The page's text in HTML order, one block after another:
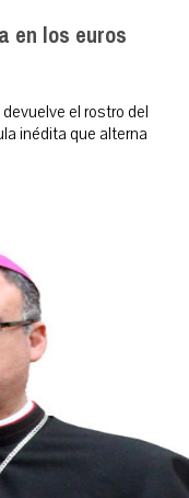
en los euros
el rostro del
inédita que alterna